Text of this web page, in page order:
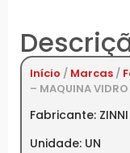
Início / Marcas /
– MAQUINA VIDRO
Fabricante: ZINNI
Unidade: UN